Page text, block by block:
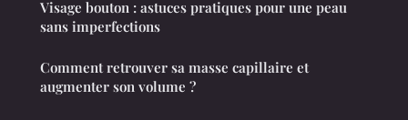
Visage bouton : astuces pratiques pour une peau
sans imperfections
Comment retrouver sa masse capillaire et
augmenter son volume ?